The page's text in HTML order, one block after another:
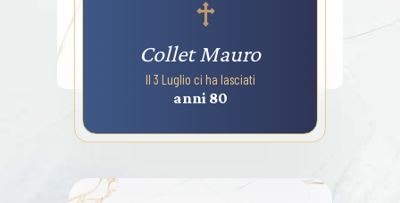
Collet Mauro
Il 3 Luglio ci ha lasciati
anni 80